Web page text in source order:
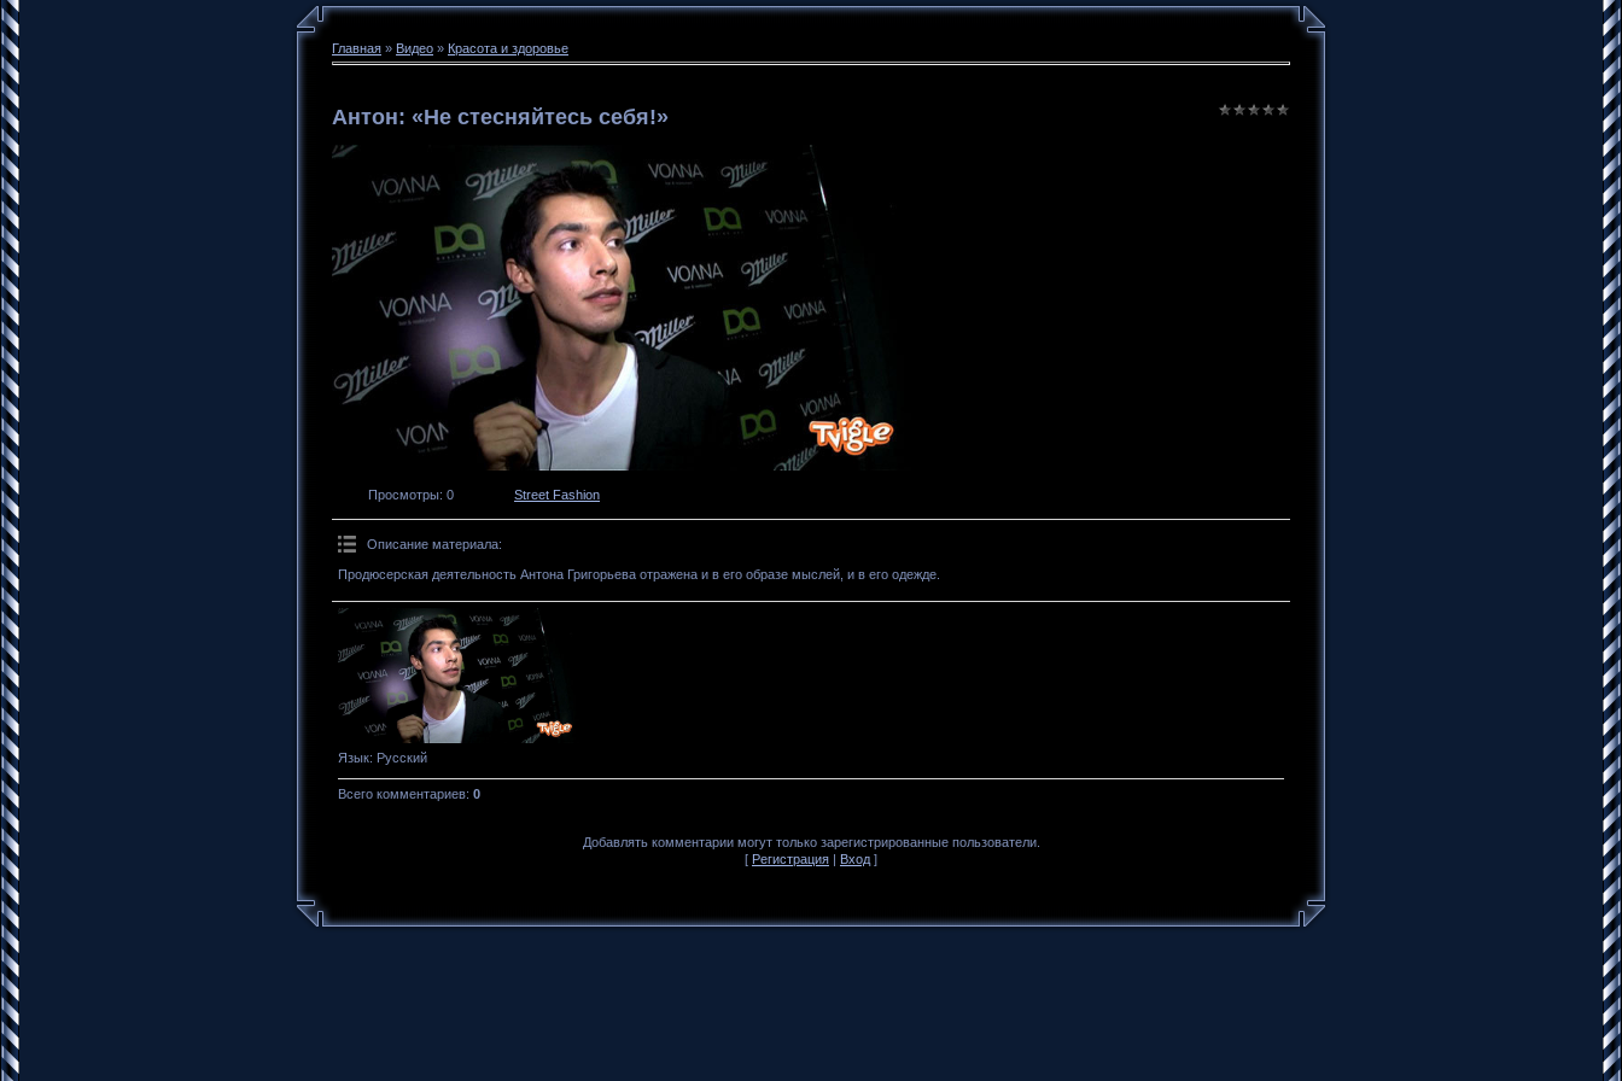
Главная » Видео » Красота и здоровье
Антон: «Не стесняйтесь себя!»
Просмотры: 0 Street Fashion
Описание материала:
Продюсерская деятельность Антона Григорьева отражена и в его образе мыслей, и в его одежде.
Язык: Русский
Всего комментариев: 0
Добавлять комментарии могут только зарегистрированные пользователи.
[ Регистрация | Вход ]